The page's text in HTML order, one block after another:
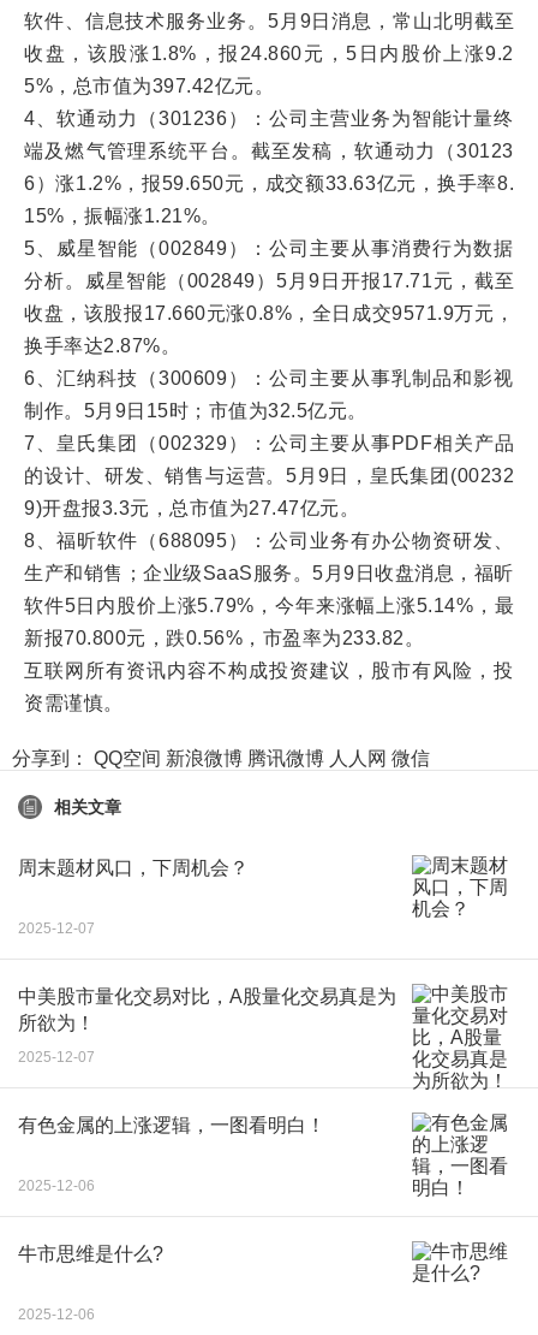
软件、信息技术服务业务。5月9日消息，常山北明截至
收盘，该股涨1.8%，报24.860元，5日内股价上涨9.2
5%，总市值为397.42亿元。
4、软通动力（301236）：公司主营业务为智能计量终
端及燃气管理系统平台。截至发稿，软通动力（30123
6）涨1.2%，报59.650元，成交额33.63亿元，换手率8.
15%，振幅涨1.21%。
5、威星智能（002849）：公司主要从事消费行为数据
分析。威星智能（002849）5月9日开报17.71元，截至
收盘，该股报17.660元涨0.8%，全日成交9571.9万元，
换手率达2.87%。
6、汇纳科技（300609）：公司主要从事乳制品和影视
制作。5月9日15时；市值为32.5亿元。
7、皇氏集团（002329）：公司主要从事PDF相关产品
的设计、研发、销售与运营。5月9日，皇氏集团(00232
9)开盘报3.3元，总市值为27.47亿元。
8、福昕软件（688095）：公司业务有办公物资研发、
生产和销售；企业级SaaS服务。5月9日收盘消息，福昕
软件5日内股价上涨5.79%，今年来涨幅上涨5.14%，最
新报70.800元，跌0.56%，市盈率为233.82。
互联网所有资讯内容不构成投资建议，股市有风险，投
资需谨慎。
分享到： QQ空间 新浪微博 腾讯微博 人人网 微信
相关文章
周末题材风口，下周机会？
2025-12-07
中美股市量化交易对比，A股量化交易真是为
所欲为！
2025-12-07
有色金属的上涨逻辑，一图看明白！
2025-12-06
牛市思维是什么?
2025-12-06